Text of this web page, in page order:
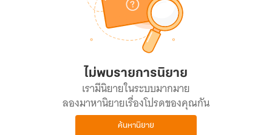
ไม่พบรายการนิยาย
เรามีนิยายในระบบมากมาย
ลองมาหานิยายเรื่องโปรดของคุณกัน
ค้นหานิยาย